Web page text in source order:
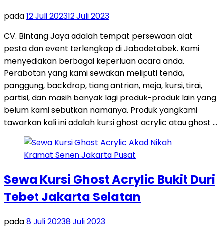
pada12 Juli 202312 Juli 2023
CV. Bintang Jaya adalah tempat persewaan alat
pesta dan event terlengkap di Jabodetabek. Kami
menyediakan berbagai keperluan acara anda.
Perabotan yang kami sewakan meliputi tenda,
panggung, backdrop, tiang antrian, meja, kursi, tirai,
partisi, dan masih banyak lagi produk-produk lain yang
belum kami sebutkan namanya. Produk yangkami
tawarkan kali ini adalah kursi ghost acrylic atau ghost …
Sewa Kursi Ghost Acrylic Bukit Duri
Tebet Jakarta Selatan
pada8 Juli 20238 Juli 2023